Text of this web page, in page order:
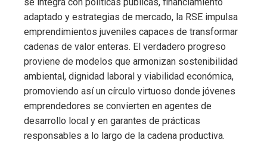
adaptado y estrategias de mercado, la RSE impulsa
emprendimientos juveniles capaces de transformar
cadenas de valor enteras. El verdadero progreso
proviene de modelos que armonizan sostenibilidad
ambiental, dignidad laboral y viabilidad económica,
promoviendo así un círculo virtuoso donde jóvenes
emprendedores se convierten en agentes de
desarrollo local y en garantes de prácticas
responsables a lo largo de la cadena productiva.